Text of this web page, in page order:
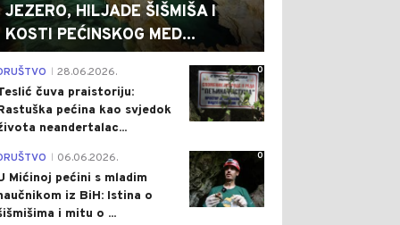
JEZERO, HILJADE ŠIŠMIŠA I
KOSTI PEĆINSKOG MED...
0
28.06.2026.
čuva praistoriju:
pećina kao svjedok
neandertalac...
0
06.06.2026.
Mićinoj pećini s mladim
iz BiH: Istina o
i mitu o ...